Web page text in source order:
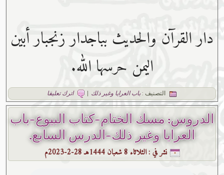
دار القرآن والحديث بباجدار زنجبار أبين
اليمن حرسها الله.
التصنيف :باب العرايا وغير ذلك | اترك تعليقا
الدروس: مسك الختام-كتاب البيوع-باب
العرايا وغير ذلك-الدرس السابع.
نشر في :الثلاثاء 8 شعبان 1444هـ 28-2-2023م